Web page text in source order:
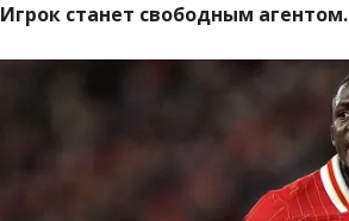
Игрок станет свободным агентом.